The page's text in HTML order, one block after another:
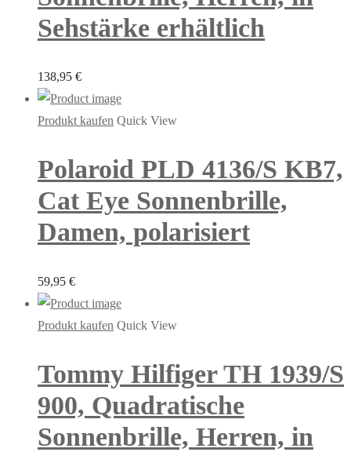
Sehstärke erhältlich
138,95 €
Produkt kaufen Quick View
Polaroid PLD 4136/S KB7,
Cat Eye Sonnenbrille,
Damen, polarisiert
59,95 €
Produkt kaufen Quick View
Tommy Hilfiger TH 1939/S
900, Quadratische
Sonnenbrille, Herren, in